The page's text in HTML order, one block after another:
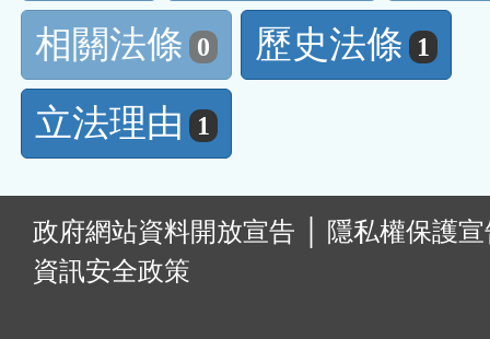
相關法條 0 歷史法條 1
立法理由 1
政府網站資料開放宣告
隱私權保護
資訊安全政策